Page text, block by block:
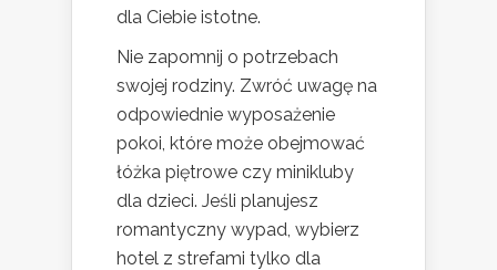
dla Ciebie istotne.
Nie zapomnij o potrzebach
swojej rodziny. Zwróć uwagę na
odpowiednie wyposażenie
pokoi, które może obejmować
łóżka piętrowe czy minikluby
dla dzieci. Jeśli planujesz
romantyczny wypad, wybierz
hotel z strefami tylko dla